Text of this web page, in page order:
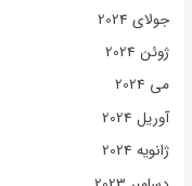
جولای 2024
ژوئن 2024
می 2024
آوریل 2024
ژانویه 2024